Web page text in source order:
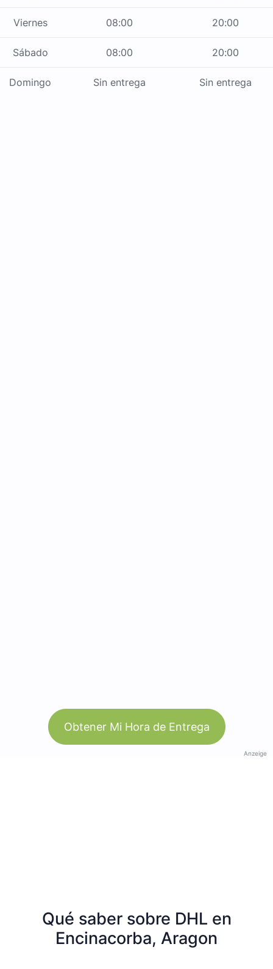
Viernes 08:00 20:00
Sábado 08:00 20:00
Domingo Sin entrega Sin entrega
Obtener Mi Hora de Entrega
Anzeige
Qué saber sobre DHL en
Encinacorba, Aragon